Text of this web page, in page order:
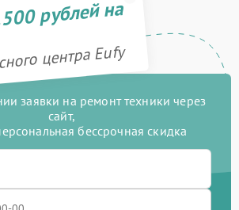
рублей на
центра Eufy
заявки на ремонт техники через
сайт,
бессрочная скидка